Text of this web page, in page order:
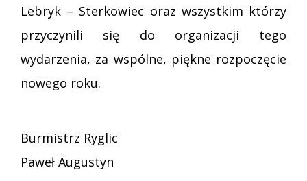
Lebryk – Sterkowiec oraz wszystkim którzy
przyczynili się do organizacji tego
wydarzenia, za wspólne, piękne rozpoczęcie
nowego roku.
Burmistrz Ryglic
Paweł Augustyn